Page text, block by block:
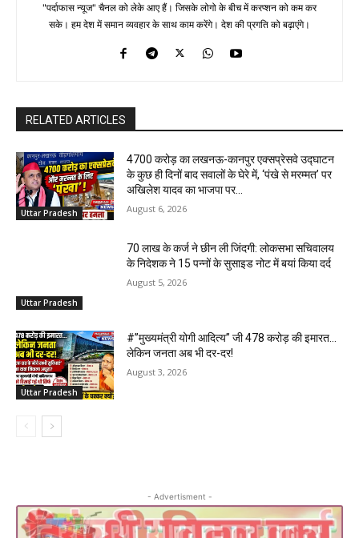
"पर्दाफास न्यूज" चैनल को लेके आए हैं। जिसके लोगो के बीच में करप्शन को कम कर
सके। हम देश में समान व्यवहार के साथ काम करेंगे। देश की प्रगति को बढ़ाएंगे।
RELATED ARTICLES
Uttar Pradesh
₹4700 करोड़ का लखनऊ-कानपुर एक्सप्रेसवे उद्घाटन
के कुछ ही दिनों बाद सवालों के घेरे में, ‘पंखे से मरम्मत’ पर
अखिलेश यादव का भाजपा पर...
August 6, 2026
Uttar Pradesh
70 लाख के कर्ज ने छीन ली जिंदगी: लोकसभा सचिवालय
के निदेशक ने 15 पन्नों के सुसाइड नोट में बयां किया दर्द
August 5, 2026
Uttar Pradesh
#”मुख्यमंत्री योगी आदित्य” जी 478 करोड़ की इमारत…
लेकिन जनता अब भी दर-दर!
August 3, 2026
- Advertisment -